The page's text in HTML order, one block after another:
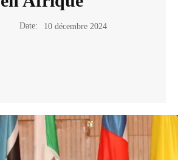
Date: 10 décembre 2024